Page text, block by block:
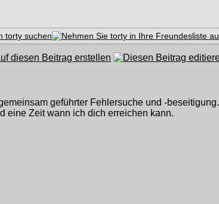
geführter Fehlersuche und -beseitigung.
eine Zeit wann ich dich erreichen kann.